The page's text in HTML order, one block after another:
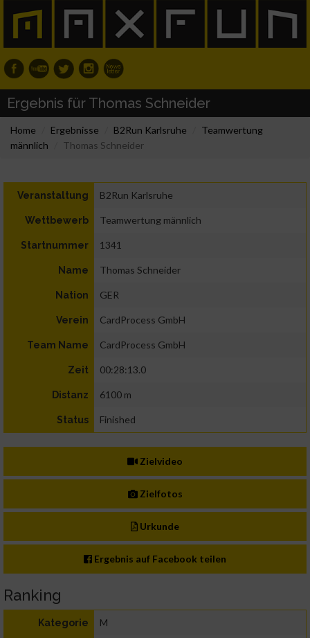
Ergebnis für Thomas Schneider
Home Ergebnisse B2Run Karlsruhe
Teamwertung
männlich
Thomas Schneider
Veranstaltung B2Run Karlsruhe
Wettbewerb Teamwertung männlich
Startnummer 1341
Name Thomas Schneider
Nation GER
Verein CardProcess GmbH
Team Name CardProcess GmbH
Zeit 00:28:13.0
Distanz 6100 m
Status Finished
Zielvideo
Zielfotos
Urkunde
Ergebnis auf Facebook teilen
Ranking
Kategorie M